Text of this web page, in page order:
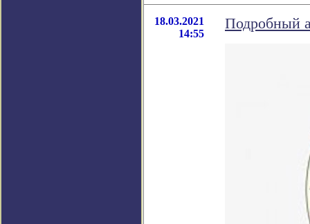
18.03.2021
14:55
Подробный